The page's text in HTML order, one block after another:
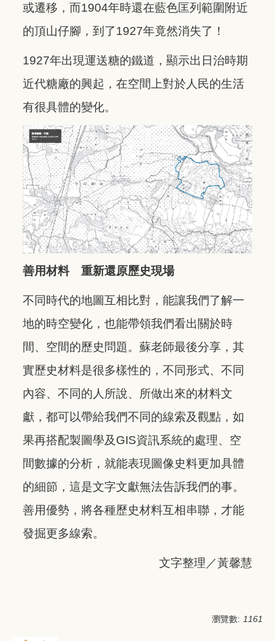
或遷移，而1904年時還在藍色匡列範圍附近
的頂山仔腳，到了1927年竟然消失了！
1927年出現運送糖的鐵道，顯示出日治時期
近代糖廠的興起，在空間上對於人民的生活
有很具體的變化。
善用材料 重新還原歷史現場
不同時代的地圖互相比對，能讓我們了解一
地的時空變化，也能帶領我們看出關於時
間、空間的歷史問題。蘇老師最後分享，其
實歷史材料是很多樣性的，不同形式、不同
內容、不同的人所說、所做出來的材料文
獻，都可以帶給我們不同的線索及觀點，如
果再搭配製圖學及GIS資訊系統的處理、空
間數據的分析，就能表現圖像史料更加具體
的細節，這是文字文獻無法告訴我們的事。
善用優勢，將各種歷史材料互相串聯，才能
發掘更多線索。
文字整理／黃馨慧
瀏覽數: 1161